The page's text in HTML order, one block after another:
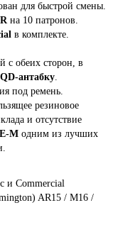
для быстрой смены.
на 10 патронов.
в комплекте.
с обеих сторон, в
QD-антабку.
под ремень.
резиновое
и отсутствие
M одним из лучших
и Commercial
AR15 / M16 /